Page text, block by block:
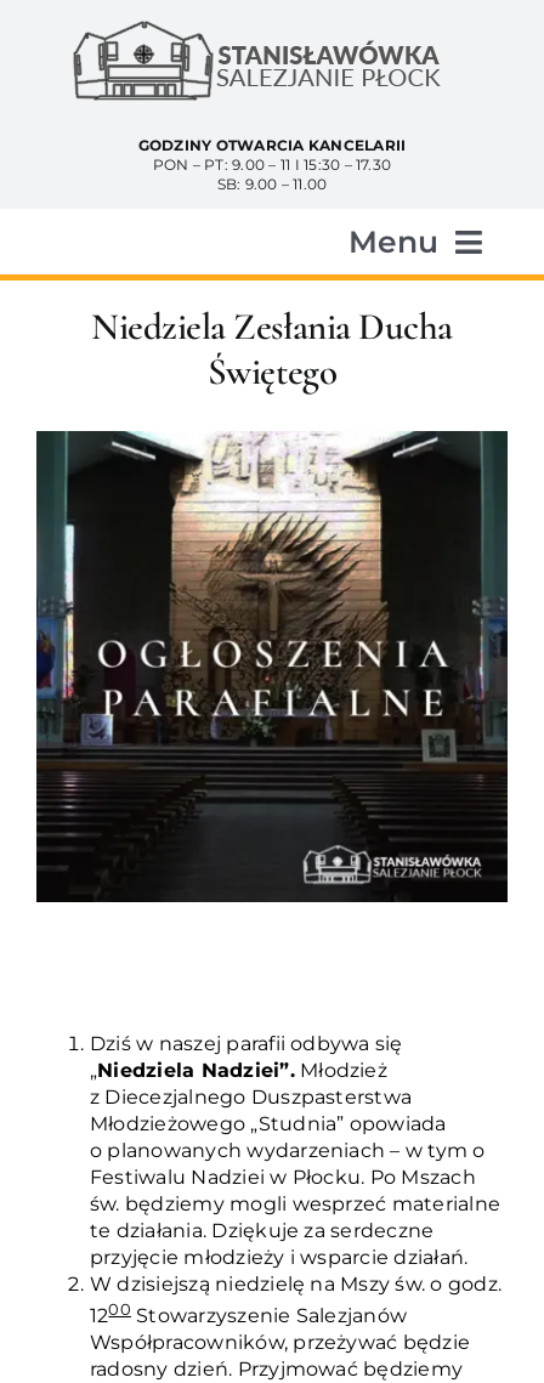
zawartości
GODZINY OTWARCIA KANCELARII
PON – PT: 9.00 – 11 I 15:30 – 17.30
SB: 9.00 – 11.00
Menu
Historia
Duszpasterze
Grupy parafialne
Wspólnoty
Oddanie 33
Kancelaria
Niedziela Zesłania Ducha
Świętego
Dziś w naszej parafii odbywa się
„Niedziela Nadziei”.Młodzież
z Diecezjalnego Duszpasterstwa
Młodzieżowego „Studnia” opowiada
o planowanych wydarzeniach – w tym o
Festiwalu Nadziei w Płocku. Po Mszach
św. będziemy mogli wesprzeć materialne
te działania. Dziękuje za serdeczne
przyjęcie młodzieży i wsparcie działań.
W dzisiejszą niedzielę na Mszy św. o godz.
1200Stowarzyszenie Salezjanów
Współpracowników, przeżywać będzie
radosny dzień. Przyjmować będziemy